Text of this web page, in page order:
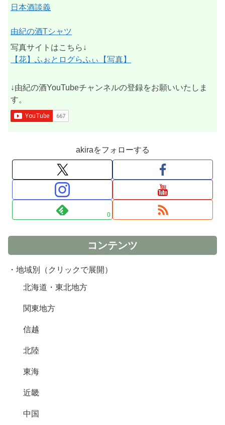
日本酒談義
由紀の酒Tシャツ
写真サイトはこちら↓
【花】ふぉとログらふぃ【写真】
↓由紀の酒YouTubeチャンネルの登録をお願いいたしま
す。
akiraをフォローする
0
コンテンツ
・地域別（クリックで展開）
北海道・東北地方
関東地方
信越
北陸
東海
近畿
中国